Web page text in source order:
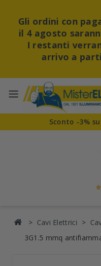
Gli ordini con
il 4 agosto
I restanti
arrivo a
Sconto -3%
Cavi Elettrici
3G1.5 mmq